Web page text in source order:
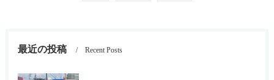
最近の投稿 Recent Posts